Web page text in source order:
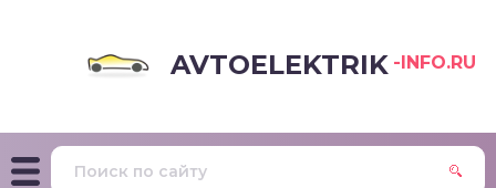
AVTOELEKTRIK -INFO.RU